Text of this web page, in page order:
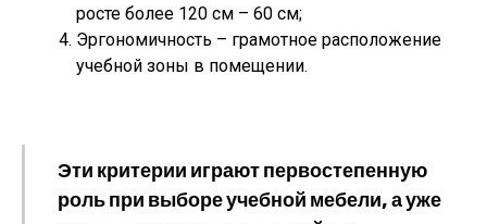
росте более 120 см – 60 см;
Эргономичность – грамотное расположение
учебной зоны в помещении.
Эти критерии играют первостепенную
роль при выборе учебной мебели, а уже